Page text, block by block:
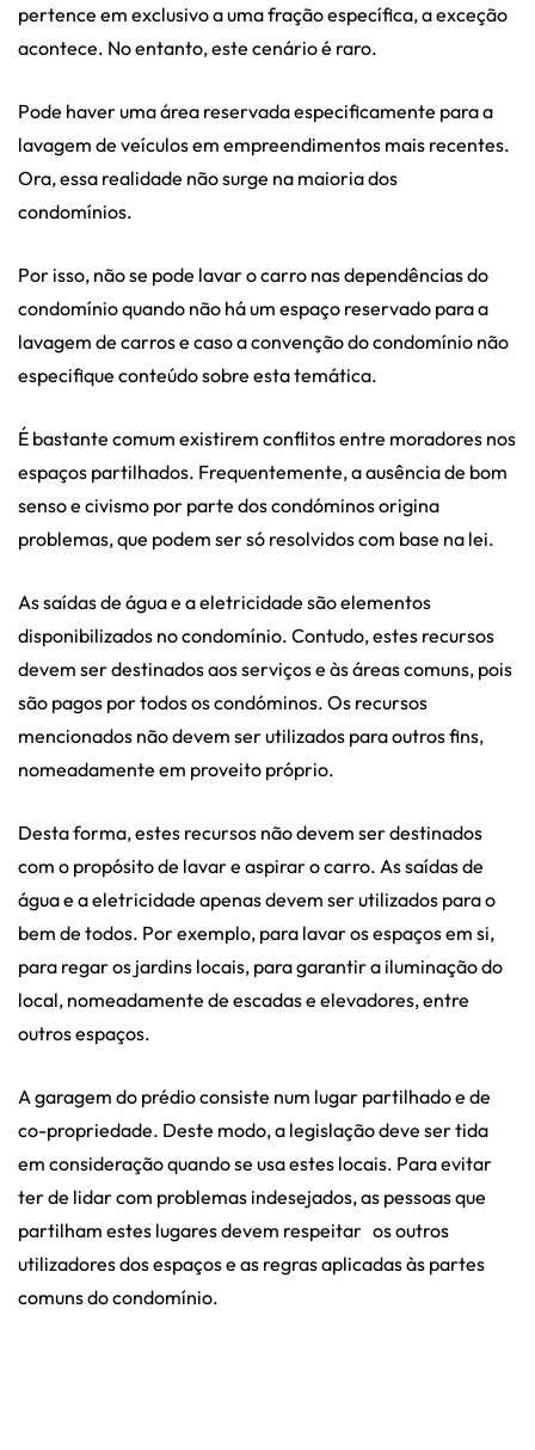
pertence em exclusivo a uma fração específica, a exceção
acontece. No entanto, este cenário é raro.
Pode haver uma área reservada especificamente para a
lavagem de veículos em empreendimentos mais recentes.
Ora, essa realidade não surge na maioria dos
condomínios.
Por isso, não se pode lavar o carro nas dependências do
condomínio quando não há um espaço reservado para a
lavagem de carros e caso a convenção do condomínio não
especifique conteúdo sobre esta temática.
É bastante comum existirem conflitos entre moradores nos
espaços partilhados. Frequentemente, a ausência de bom
senso e civismo por parte dos condóminos origina
problemas, que podem ser só resolvidos com base na lei.
As saídas de água e a eletricidade são elementos
disponibilizados no condomínio. Contudo, estes recursos
devem ser destinados aos serviços e às áreas comuns, pois
são pagos por todos os condóminos. Os recursos
mencionados não devem ser utilizados para outros fins,
nomeadamente em proveito próprio.
Desta forma, estes recursos não devem ser destinados
com o propósito de lavar e aspirar o carro. As saídas de
água e a eletricidade apenas devem ser utilizados para o
bem de todos. Por exemplo, para lavar os espaços em si,
para regar os jardins locais, para garantir a iluminação do
local, nomeadamente de escadas e elevadores, entre
outros espaços.
A garagem do prédio consiste num lugar partilhado e de
co-propriedade. Deste modo, a legislação deve ser tida
em consideração quando se usa estes locais. Para evitar
ter de lidar com problemas indesejados, as pessoas que
partilham estes lugares devem respeitar os outros
utilizadores dos espaços e as regras aplicadas às partes
comuns do condomínio.